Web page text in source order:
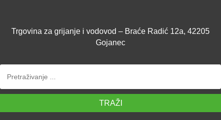
Trgovina za grijanje i vodovod – Braće Radić 12a, 42205
Gojanec
TRAŽI